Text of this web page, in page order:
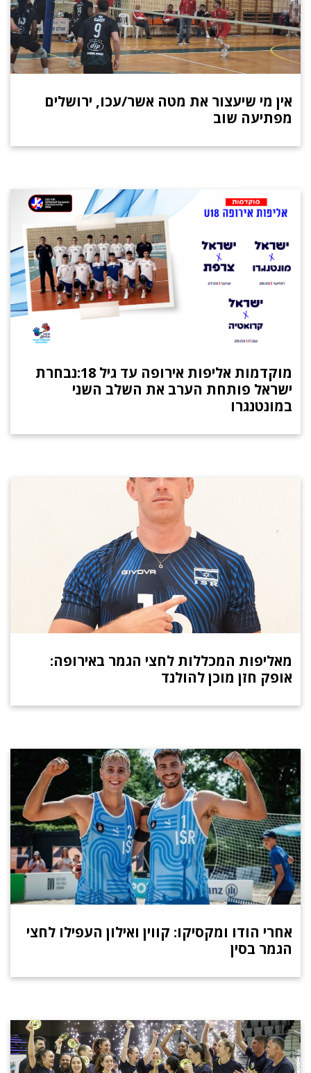
אין מי שיעצור את מטה אשר/עכו, ירושלים
מפתיעה שוב
מוקדמות אליפות אירופה עד גיל 18:נבחרת
ישראל פותחת הערב את השלב השני
במונטנגרו
מאליפות המכללות לחצי הגמר באירופה:
אופק חזן מוכן להולנד
אחרי הודו ומקסיקו: קווין ואילון העפילו לחצי
הגמר בסין